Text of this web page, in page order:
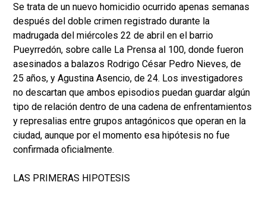
Se trata de un nuevo homicidio ocurrido apenas semanas
después del doble crimen registrado durante la
madrugada del miércoles 22 de abril en el barrio
Pueyrredón, sobre calle La Prensa al 100, donde fueron
asesinados a balazos Rodrigo César Pedro Nieves, de
25 años, y Agustina Asencio, de 24. Los investigadores
no descartan que ambos episodios puedan guardar algún
tipo de relación dentro de una cadena de enfrentamientos
y represalias entre grupos antagónicos que operan en la
ciudad, aunque por el momento esa hipótesis no fue
confirmada oficialmente.
LAS PRIMERAS HIPOTESIS